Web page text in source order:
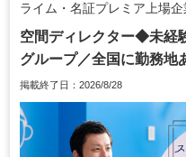
ライム・名証プレミア上場企
空間ディレクター◆未経
グループ／全国に勤務
掲載終了日：2026/8/28